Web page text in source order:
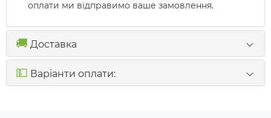
оплати ми відправимо ваше замовлення.
🚚 Доставка
💵 Варіанти оплати: